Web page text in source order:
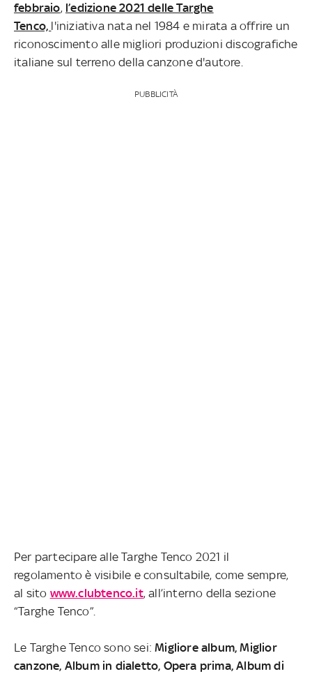
febbraio, l’edizione 2021 delle Targhe
Tenco, l'iniziativa nata nel 1984 e mirata a offrire un
riconoscimento alle migliori produzioni discografiche
italiane sul terreno della canzone d'autore.
PUBBLICITÀ
Per partecipare alle Targhe Tenco 2021 il
regolamento è visibile e consultabile, come sempre,
al sito www.clubtenco.it, all’interno della sezione
“Targhe Tenco”.
Le Targhe Tenco sono sei:Migliore album, Miglior
canzone, Album in dialetto, Opera prima, Album di